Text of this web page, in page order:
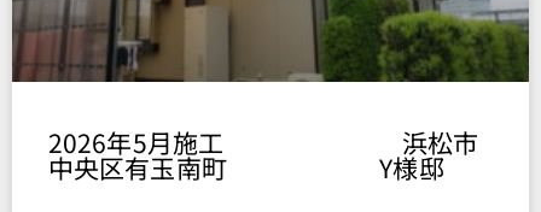
2026年5月施工 浜松市
中央区有玉南町 Y様邸